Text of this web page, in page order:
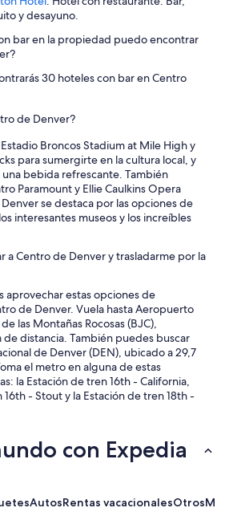
y desayuno.
bar en la propiedad puedo encontrar
30 hoteles con bar en Centro
de Denver?
Broncos Stadium at Mile High y
para sumergirte en la cultura local, y
bebida refrescante. También
Paramount y Ellie Caulkins Opera
se destaca por las opciones de
interesantes museos y los increíbles
a Centro de Denver y trasladarme por la
aprovechar estas opciones de
de Denver. Vuela hasta Aeropuerto
las Montañas Rocosas (BJC),
de distancia. También puedes buscar
de Denver (DEN), ubicado a 29,7
el metro en alguna de estas
la Estación de tren 16th - California,
16th - Stout y la Estación de tren 18th -
con Expedia
AutosRentas vacacionalesOtros